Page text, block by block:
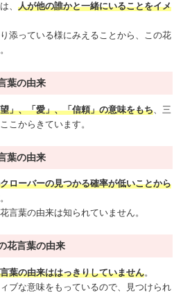
、 人が他の誰かと一緒にいることをイメ
添っている様にみえることから、この花
葉の由来
」、「愛」、「信頼」の意味をもち 、三
こからきています。
葉の由来
ローバーの見つかる確率が低いことから
言葉の由来は知られていません。
花言葉の由来
葉の由来ははっきりしていません。
ブな意味をもっているので、見つけられ